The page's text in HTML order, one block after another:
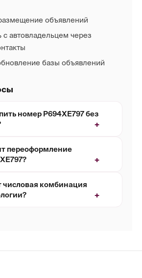
объявлений
с автовладельцем через
базы объявлений
номер Р694ХЕ797 без
переоформление
числовая комбинация